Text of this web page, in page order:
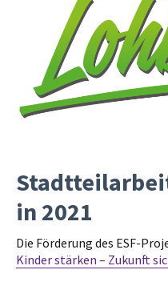
in 2021
Die Förderung des ESF-
Kinder stärken – Zukunft